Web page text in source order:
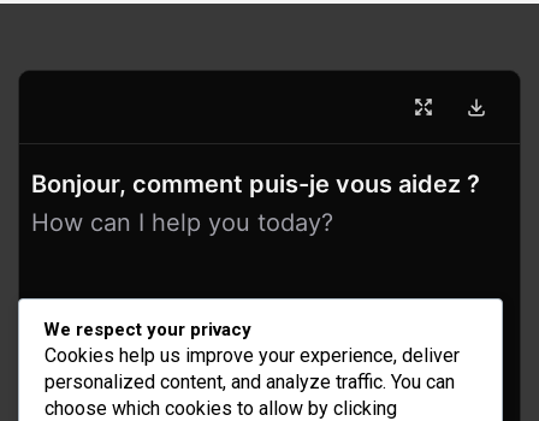
Bonjour, comment puis-je vous aidez ?
How can I help you today?
We respect your privacy
Cookies help us improve your experience, deliver
personalized content, and analyze traffic. You can
choose which cookies to allow by clicking